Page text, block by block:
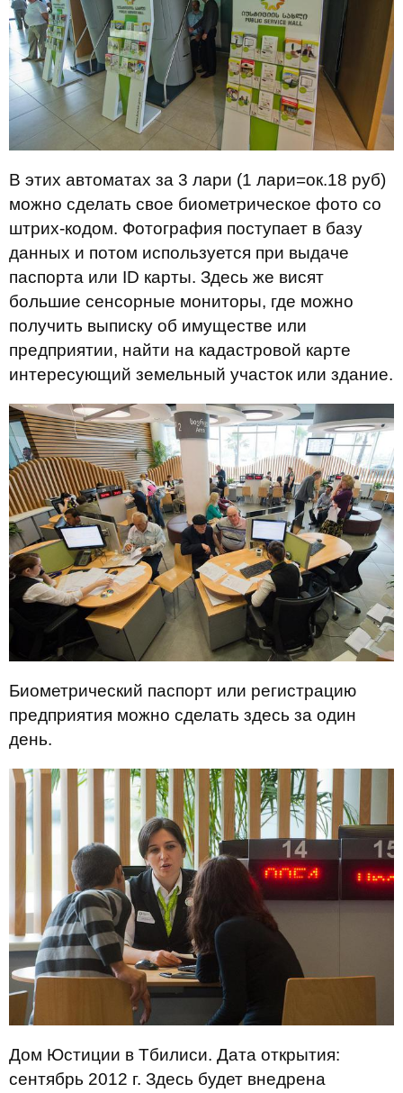
В этих автоматах за 3 лари (1 лари=ок.18 руб)
можно сделать свое биометрическое фото со
штрих-кодом. Фотография поступает в базу
данных и потом используется при выдаче
паспорта или ID карты. Здесь же висят
большие сенсорные мониторы, где можно
получить выписку об имуществе или
предприятии, найти на кадастровой карте
интересующий земельный участок или здание.
Биометрический паспорт или регистрацию
предприятия можно сделать здесь за один
день.
Дом Юстиции в Тбилиси. Дата открытия:
сентябрь 2012 г. Здесь будет внедрена